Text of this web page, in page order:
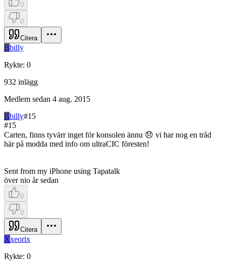
0
0
Citera
Bbilly
Rykte: 0
932 inlägg
Medlem sedan 4 aug. 2015
Bbilly#15
#15
Carten, finns tyvärr inget för konsolen ännu 😞 vi har nog en tråd
här på modda med info om ultraCIC föresten!
Sent from my iPhone using Tapatalk
över nio år sedan
0
0
Citera
Xxeorix
Rykte: 0